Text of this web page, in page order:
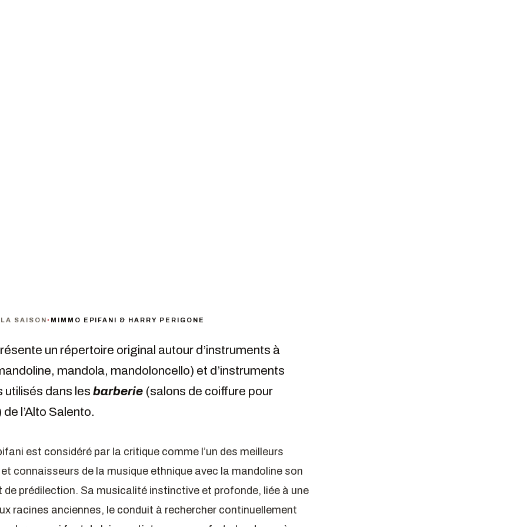
LA SAISON › MIMMO EPIFANI & HARRY PERIGONE
un répertoire original autour d’instruments à
mandola, mandoloncello) et d’instruments
utilisés dans les barberie (salons de coiffure pour
l’Alto Salento.
est considéré par la critique comme l’un des meilleurs
connaisseurs de la musique ethnique avec la mandoline son
de prédilection. Sa musicalité instinctive et profonde, liée à une
racines anciennes, le conduit à rechercher continuellement